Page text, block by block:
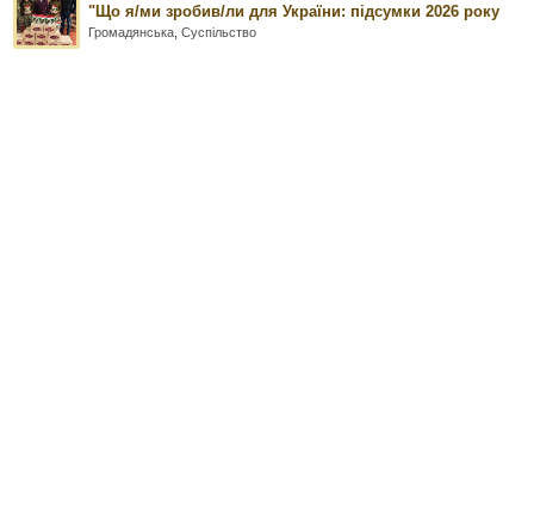
"Що я/ми зробив/ли для України: підсумки 2026 року
Громадянська ,Суспільство